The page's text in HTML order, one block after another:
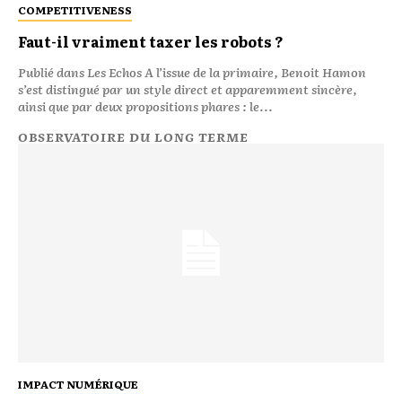
COMPETITIVENESS
Faut-il vraiment taxer les robots ?
Publié dans Les Echos A l’issue de la primaire, Benoit Hamon
s’est distingué par un style direct et apparemment sincère,
ainsi que par deux propositions phares : le...
OBSERVATOIRE DU LONG TERME
IMPACT NUMÉRIQUE